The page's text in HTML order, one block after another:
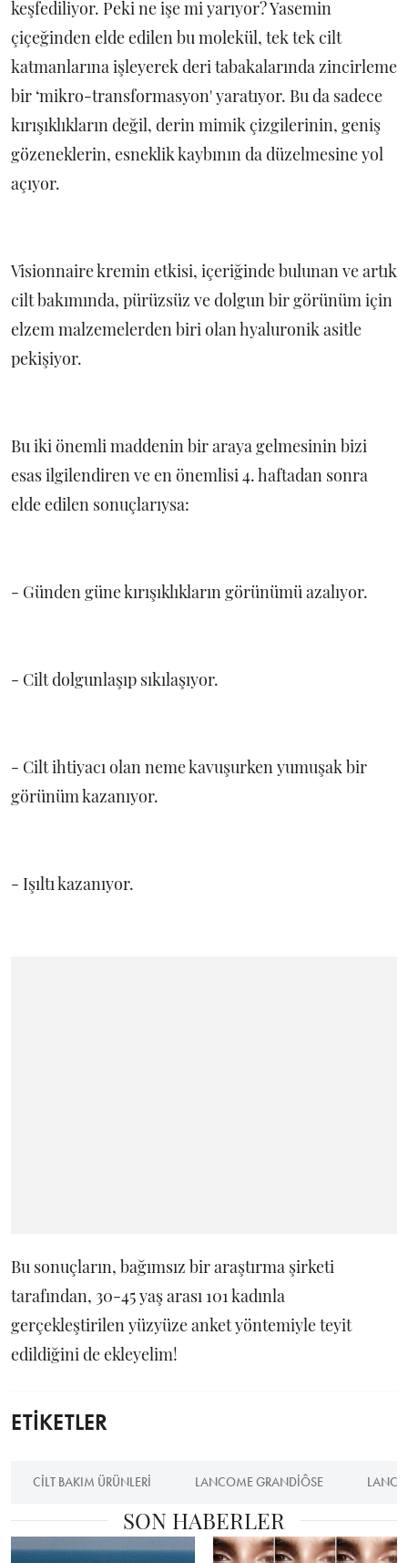
keşfediliyor. Peki ne işe mi yarıyor? Yasemin
çiçeğinden elde edilen bu molekül, tek tek cilt
katmanlarına işleyerek deri tabakalarında zincirleme
bir ‘mikro-transformasyon' yaratıyor. Bu da sadece
kırışıklıkların değil, derin mimik çizgilerinin, geniş
gözeneklerin, esneklik kaybının da düzelmesine yol
açıyor.
Visionnaire kremin etkisi, içeriğinde bulunan ve artık
cilt bakımında, pürüzsüz ve dolgun bir görünüm için
elzem malzemelerden biri olan hyaluronik asitle
pekişiyor.
Bu iki önemli maddenin bir araya gelmesinin bizi
esas ilgilendiren ve en önemlisi 4. haftadan sonra
elde edilen sonuçlarıysa:
- Günden güne kırışıklıkların görünümü azalıyor.
- Cilt dolgunlaşıp sıkılaşıyor.
- Cilt ihtiyacı olan neme kavuşurken yumuşak bir
görünüm kazanıyor.
- Işıltı kazanıyor.
Bu sonuçların, bağımsız bir araştırma şirketi
tarafından, 30-45 yaş arası 101 kadınla
gerçekleştirilen yüzyüze anket yöntemiyle teyit
edildiğini de ekleyelim!
ETİKETLER
CILT BAKIM ÜRÜNLERI LANCOME GRANDIÔSE
SON HABERLER